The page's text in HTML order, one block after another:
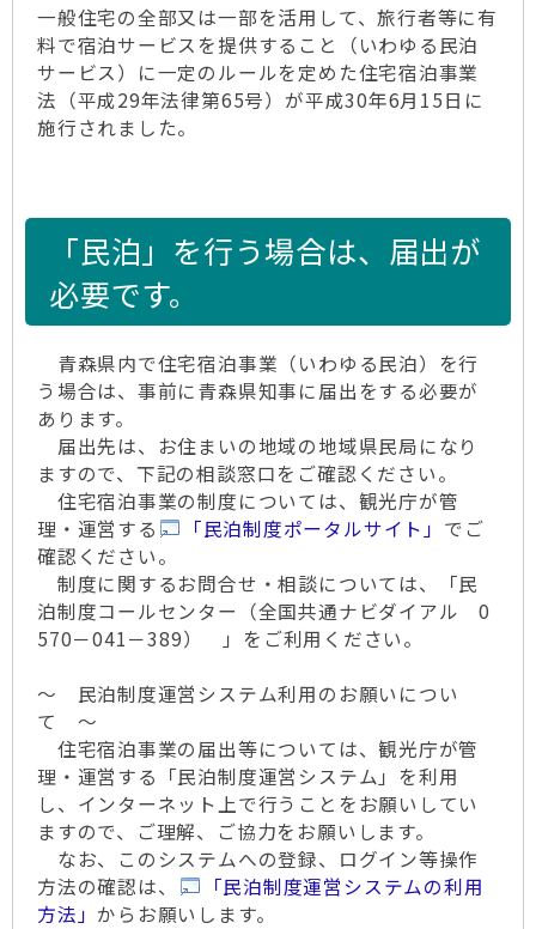
一般住宅の全部又は一部を活用して、旅行者等に有
料で宿泊サービスを提供すること（いわゆる民泊
サービス）に一定のルールを定めた住宅宿泊事業
法（平成29年法律第65号）が平成30年6月15日に
施行されました。
「民泊」を行う場合は、届出が
必要です。
青森県内で住宅宿泊事業（いわゆる民泊）を行
う場合は、事前に青森県知事に届出をする必要が
あります。
届出先は、お住まいの地域の地域県民局になり
ますので、下記の相談窓口をご確認ください。
住宅宿泊事業の制度については、観光庁が管
理・運営する
「民泊制度ポータルサイト」 でご
確認ください。
制度に関するお問合せ・相談については、「民
泊制度コールセンター（全国共通ナビダイアル 0
570－041－389） 」をご利用ください。
～ 民泊制度運営システム利用のお願いについ
て ～
住宅宿泊事業の届出等については、観光庁が管
理・運営する「民泊制度運営システム」を利用
し、インターネット上で行うことをお願いしてい
ますので、ご理解、ご協力をお願いします。
なお、このシステムへの登録、ログイン等操作
方法の確認は、
「民泊制度運営システムの利用
方法」 からお願いします。